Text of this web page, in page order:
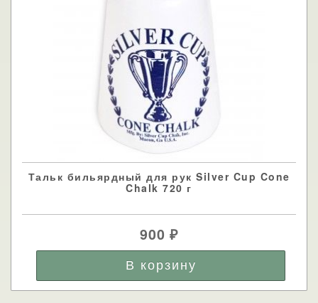
Тальк бильярдный для рук Silver Cup Cone
Chalk 720 г
900₽